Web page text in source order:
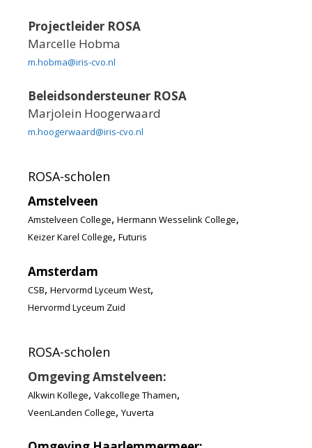
Projectleider ROSA
Marcelle Hobma
m.hobma@iris-cvo.nl
Beleidsondersteuner ROSA
Marjolein Hoogerwaard
m.hoogerwaard@iris-cvo.nl
ROSA-scholen
Amstelveen
Amstelveen College, Hermann Wesselink College,
Keizer Karel College, Futuris
Amsterdam
CSB, Hervormd Lyceum West,
Hervormd Lyceum Zuid
ROSA-scholen
Omgeving Amstelveen:
Alkwin Kollege, Vakcollege Thamen,
VeenLanden College, Yuverta